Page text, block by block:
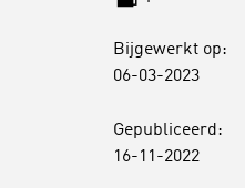
Bijgewerkt op:
06-03-2023
Gepubliceerd:
16-11-2022